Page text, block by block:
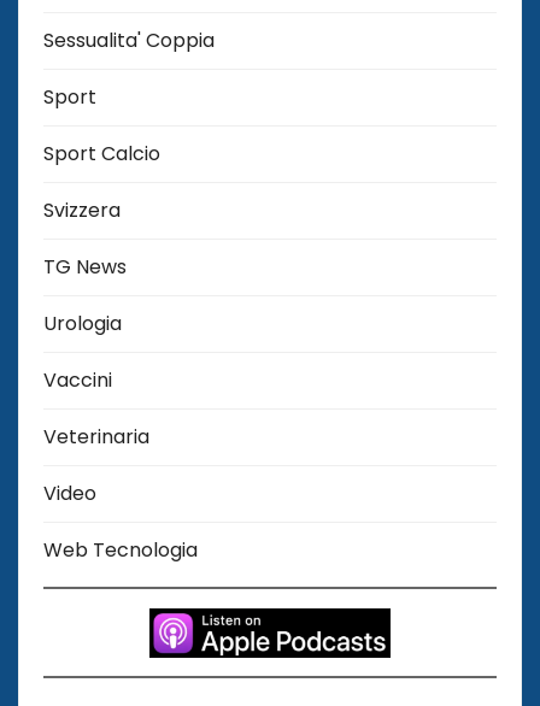
Sessualita' Coppia
Sport
Sport Calcio
Svizzera
TG News
Urologia
Vaccini
Veterinaria
Video
Web Tecnologia